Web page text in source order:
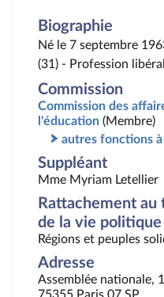
Biographie
Né le 7 septembre
(31) - Profession
Commission
Commission des
l'éducation (Membre)
autres fonctions
Suppléant
Mme Myriam Letellier
Rattachement
de la vie politique
Régions et peuples
Adresse
Assemblée nationale,